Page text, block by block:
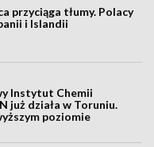
przyciąga tłumy. Polacy
i Islandii
Instytut Chemii
już działa w Toruniu.
poziomie